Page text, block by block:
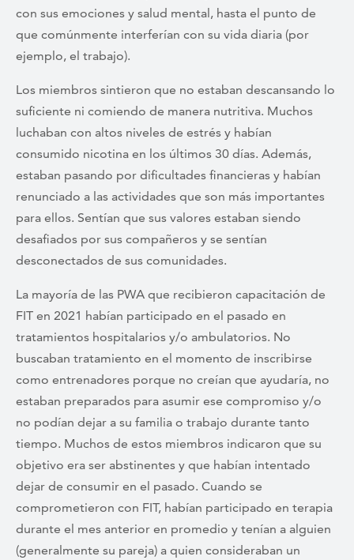
con sus emociones y salud mental, hasta el punto de
que comúnmente interferían con su vida diaria (por
ejemplo, el trabajo).
Los miembros sintieron que no estaban descansando lo
suficiente ni comiendo de manera nutritiva. Muchos
luchaban con altos niveles de estrés y habían
consumido nicotina en los últimos 30 días. Además,
estaban pasando por dificultades financieras y habían
renunciado a las actividades que son más importantes
para ellos. Sentían que sus valores estaban siendo
desafiados por sus compañeros y se sentían
desconectados de sus comunidades.
La mayoría de las PWA que recibieron capacitación de
FIT en 2021 habían participado en el pasado en
tratamientos hospitalarios y/o ambulatorios. No
buscaban tratamiento en el momento de inscribirse
como entrenadores porque no creían que ayudaría, no
estaban preparados para asumir ese compromiso y/o
no podían dejar a su familia o trabajo durante tanto
tiempo. Muchos de estos miembros indicaron que su
objetivo era ser abstinentes y que habían intentado
dejar de consumir en el pasado. Cuando se
comprometieron con FIT, habían participado en terapia
durante el mes anterior en promedio y tenían a alguien
(generalmente su pareja) a quien consideraban un